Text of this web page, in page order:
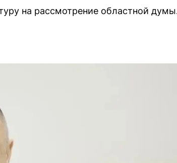
на рассмотрение областной